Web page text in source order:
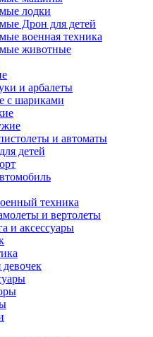
лодки
Дрон для детей
военная техника
животные
и арбалеты
с шариками
и автоматы
детей
техника
и вертолеты
и аксессуары